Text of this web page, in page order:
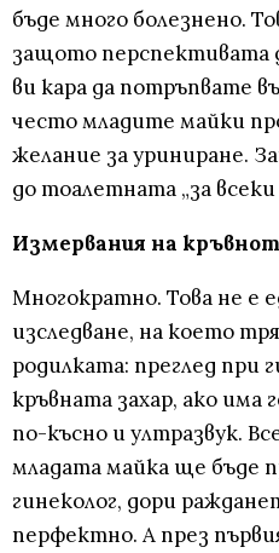
бъде много болезнено.
защото перспективата
ви кара да потръпвате
често младите майки
желание за уриниране.
до тоалетната „за всеки
Измервания на
Многократно. Това не е
изследване, на което
родилката: преглед при
кръвната захар, ако има
по-късно и ултразвук.
младата майка ще бъде
гинеколог, дори
перфектно. А през